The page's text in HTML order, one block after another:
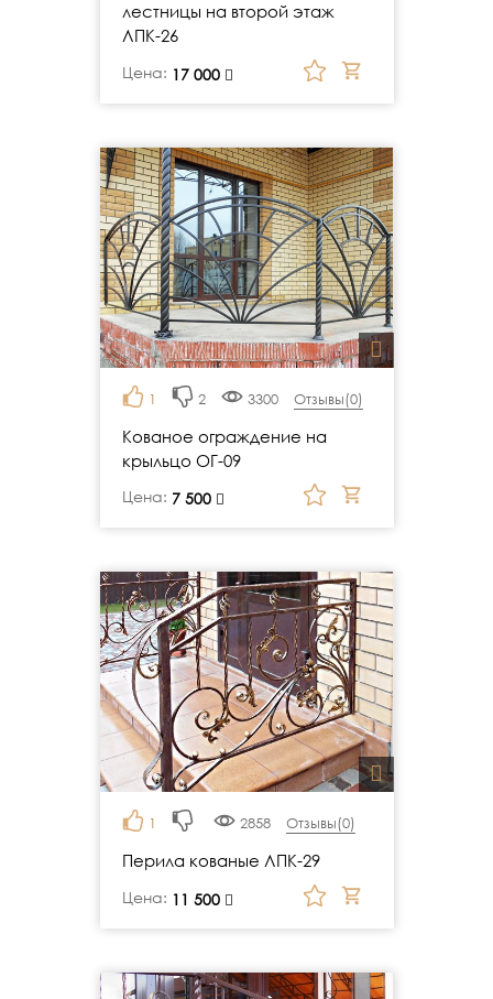
лестницы на второй этаж
ЛПК-26
Цена: 17 000
руб.
1 2 3300 Отзывы(0)
Кованое ограждение на
крыльцо ОГ-09
Цена: 7 500
руб.
1 2858 Отзывы(0)
Перила кованые ЛПК-29
Цена: 11 500
руб.